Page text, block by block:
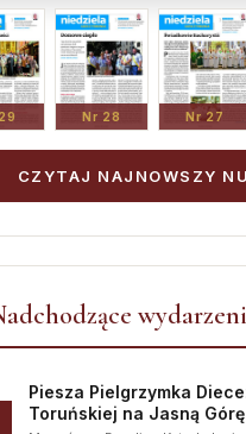
Nr 28 Nr 27
CZYTAJ NAJNOWSZY
Piesza Pielgrzymka
Toruńskiej na Jasną Górę